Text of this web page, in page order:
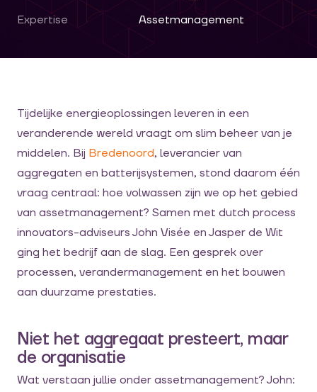
Expertise
Assetmanagement
Tijdelijke energieoplossingen leveren in een
veranderende wereld vraagt om slim beheer van je
middelen. Bij Bredenoord, leverancier van
aggregaten en batterijsystemen, stond daarom één
vraag centraal: hoe volwassen zijn we op het gebied
van assetmanagement? Samen met dutch process
innovators-adviseurs John Visée en Jasper de Wit
ging het bedrijf aan de slag. Een gesprek over
processen, verandermanagement en het bouwen
aan duurzame prestaties.
Niet het aggregaat presteert, maar
de organisatie
Wat verstaan jullie onder assetmanagement? John: